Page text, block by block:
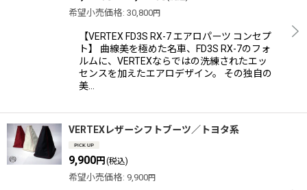
希望小売価格: 30,800円
【VERTEX FD3S RX-7 エアロパーツ コンセプ
ト】 曲線美を極めた名車、FD3S RX-7のフォ
ルムに、VERTEXならではの洗練されたエッ
センスを加えたエアロデザイン。 その独自の
美…
VERTEXレザーシフトブーツ／トヨタ系
9,900円 (税込)
希望小売価格: 9,900円